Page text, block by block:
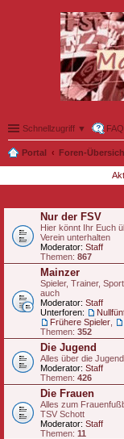
Schnellzugriff ▼ FAQ
Portal Foren-
Nur der FSV
Hier könnt Ihr Euch
Verein unterhalten
Moderator: Staff
Themen: 867
Mainzer
Spieler, Trainer,
auch
Moderator: Staff
Unterforen:
Frühere Spieler
Themen: 352
Die Jugend
Alles über die
Moderator: Staff
Themen: 426
Die Frauen
Alles zum
TSV Schott
Moderator: Staff
Themen: 11